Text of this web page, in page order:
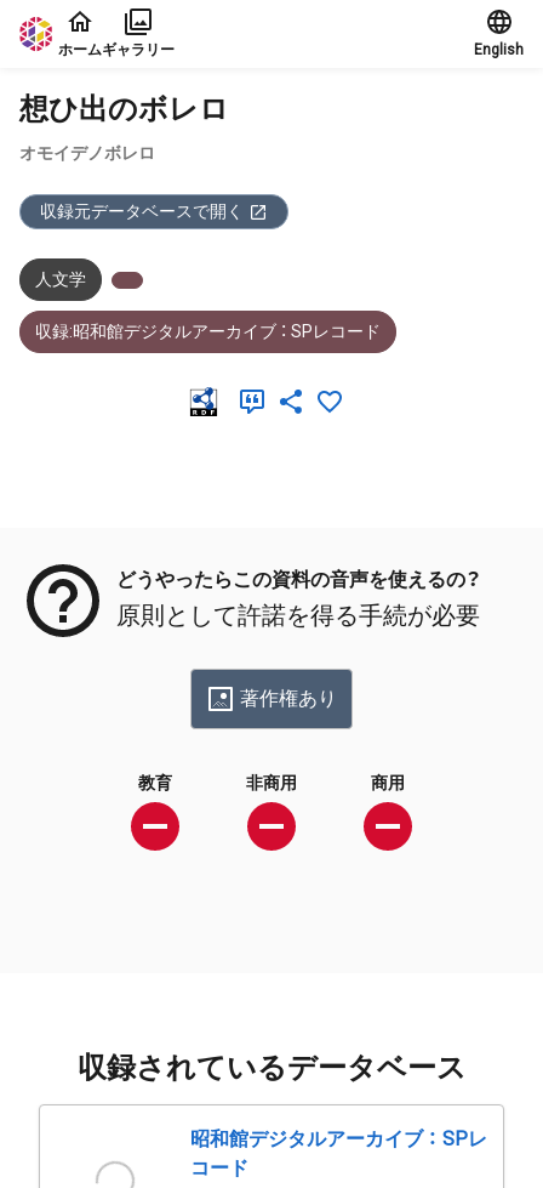
本文に飛ぶ
ホームギャラリー English
想ひ出のボレロ
オモイデノボレロ
収録元データベースで開く
人文学
収録:昭和館デジタルアーカイブ ： SPレコード
どうやったらこの資料の音声を使えるの？
原則として許諾を得る手続が必要
著作権あり
教育 非商用 商用
収録されているデータベース
昭和館デジタルアーカイブ ： SPレ
コード